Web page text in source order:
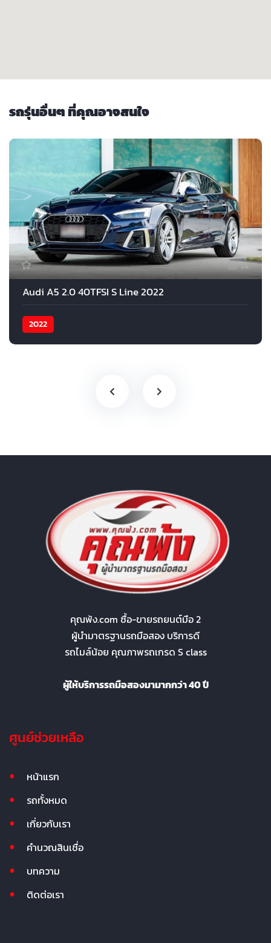
รถรุ่นอื่นๆ ที่คุณอาจสนใจ
14
Audi A5 2.0 40TFSI S Line 2022
2022
คุณพ้ง.com ซื้อ-ขายรถยนต์มือ 2
ผู้นำมาตรฐานรถมือสอง บริการดี
รถไมล์น้อย คุณภาพรถเกรด S class
ผู้ให้บริการรถมือสองมามากกว่า 40 ปี
ศูนย์ช่วยเหลือ
หน้าแรก
รถทั้งหมด
เกี่ยวกับเรา
คำนวณสินเชื่อ
บทความ
ติดต่อเรา